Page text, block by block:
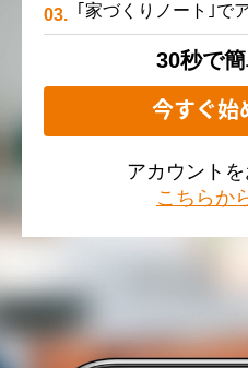
｢家づくりノート｣で
30秒で簡
今すぐ始
アカウント
こちらか